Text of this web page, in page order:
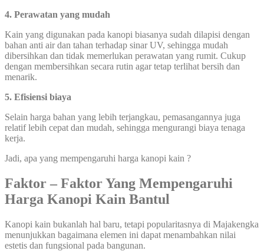
4. Perawatan yang mudah
Kain yang digunakan pada kanopi biasanya sudah dilapisi dengan
bahan anti air dan tahan terhadap sinar UV, sehingga mudah
dibersihkan dan tidak memerlukan perawatan yang rumit. Cukup
dengan membersihkan secara rutin agar tetap terlihat bersih dan
menarik.
5. Efisiensi biaya
Selain harga bahan yang lebih terjangkau, pemasangannya juga
relatif lebih cepat dan mudah, sehingga mengurangi biaya tenaga
kerja.
Jadi, apa yang mempengaruhi harga kanopi kain ?
Faktor – Faktor Yang Mempengaruhi
Harga Kanopi Kain Bantul
Kanopi kain bukanlah hal baru, tetapi popularitasnya di Majakengka
menunjukkan bagaimana elemen ini dapat menambahkan nilai
estetis dan fungsional pada bangunan.